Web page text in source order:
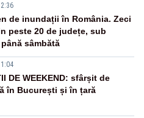
de inundații în România. Zeci
peste 20 de județe, sub
sâmbătă
DE WEEKEND: sfârșit de
în București și în țară